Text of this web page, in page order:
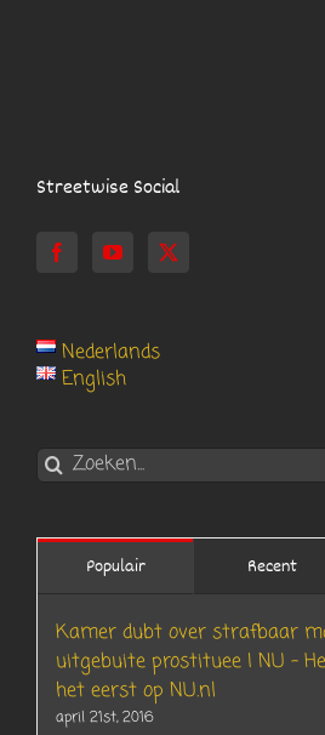
Streetwise Social
Nederlands
English
Zoeken
naar:
Populair Recent
Kamer dubt over strafbaar
uitgebuite prostituee | NU –
het eerst op NU.nl
april 21st, 2016